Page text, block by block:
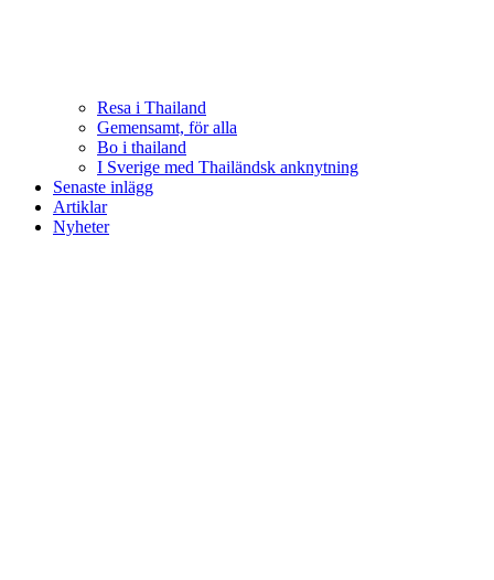
Resa i Thailand
Gemensamt, för alla
Bo i thailand
I Sverige med Thailändsk anknytning
Senaste inlägg
Artiklar
Nyheter